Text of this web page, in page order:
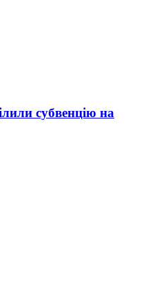
субвенцію на